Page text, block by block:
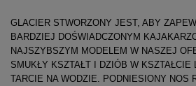
GLACIER STWORZONY JEST, ABY
BARDZIEJ DOŚWIADCZONYM
NAJSZYBSZYM MODELEM W NASZEJ
SMUKŁY KSZTAŁT I DZIÓB W KSZTAŁCIE
TARCIE NA WODZIE. PODNIESIONY NOS